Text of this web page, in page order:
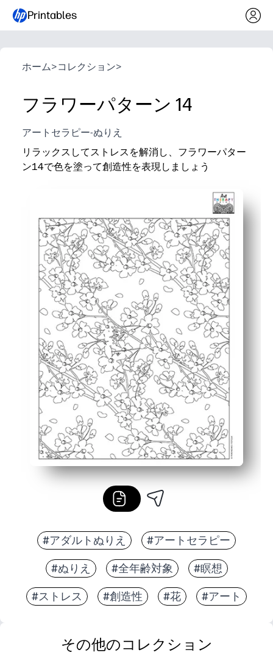
Printables
ホーム>コレクション>
フラワーパターン 14
アートセラピー-ぬりえ
リラックスしてストレスを解消し、フラワーパター
ン14で色を塗って創造性を表現しましょう
#アダルトぬりえ #アートセラピー
#ぬりえ #全年齢対象 #瞑想
#ストレス #創造性 #花 #アート
その他のコレクション